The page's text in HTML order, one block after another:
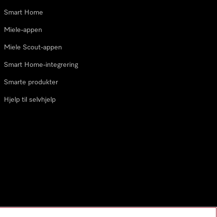
Smart Home
Miele-appen
Miele Scout-appen
Smart Home-integrering
Smarte produkter
Hjelp til selvhjelp